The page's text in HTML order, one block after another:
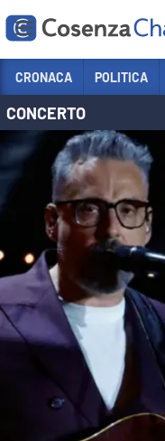
Sezioni
CRONACA
POLITICA
COSENZA CALCIO
ECONOMIA E LAVORO
ITALIA MONDO
SANITÀ
SPORT
AMBIENTE
CRONACA POLITICA
CONCERTO